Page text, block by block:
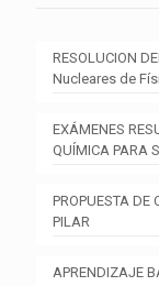
RESOLUCION
Nucleares de
EXÁMENES
QUÍMICA PARA
PROPUESTA DE
PILAR
APRENDIZAJE